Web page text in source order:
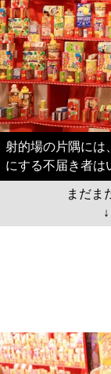
射的場の片隅には
にする不届き者は
まだま